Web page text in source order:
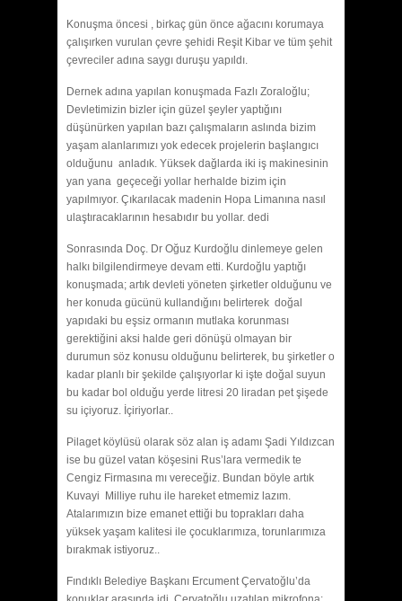
Konuşma öncesi , birkaç gün önce ağacını korumaya
çalışırken vurulan çevre şehidi Reşit Kibar ve tüm şehit
çevreciler adına saygı duruşu yapıldı.
Dernek adına yapılan konuşmada Fazlı Zoraloğlu;
Devletimizin bizler için güzel şeyler yaptığını
düşünürken yapılan bazı çalışmaların aslında bizim
yaşam alanlarımızı yok edecek projelerin başlangıcı
olduğunu anladık. Yüksek dağlarda iki iş makinesinin
yan yana geçeceği yollar herhalde bizim için
yapılmıyor. Çıkarılacak madenin Hopa Limanına nasıl
ulaştıracaklarının hesabıdır bu yollar. dedi
Sonrasında Doç. Dr Oğuz Kurdoğlu dinlemeye gelen
halkı bilgilendirmeye devam etti. Kurdoğlu yaptığı
konuşmada; artık devleti yöneten şirketler olduğunu ve
her konuda gücünü kullandığını belirterek doğal
yapıdaki bu eşsiz ormanın mutlaka korunması
gerektiğini aksi halde geri dönüşü olmayan bir
durumun söz konusu olduğunu belirterek, bu şirketler o
kadar planlı bir şekilde çalışıyorlar ki işte doğal suyun
bu kadar bol olduğu yerde litresi 20 liradan pet şişede
su içiyoruz. İçiriyorlar..
Pilaget köylüsü olarak söz alan iş adamı Şadi Yıldızcan
ise bu güzel vatan köşesini Rus’lara vermedik te
Cengiz Firmasına mı vereceğiz. Bundan böyle artık
Kuvayi Milliye ruhu ile hareket etmemiz lazım.
Atalarımızın bize emanet ettiği bu toprakları daha
yüksek yaşam kalitesi ile çocuklarımıza, torunlarımıza
bırakmak istiyoruz..
Fındıklı Belediye Başkanı Ercument Çervatoğlu’da